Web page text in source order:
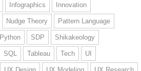
Infographics Innovation
Nudge Theory Pattern Language
Python SDP Shikakeology
SQL Tableau Tech UI